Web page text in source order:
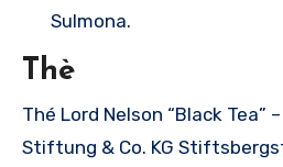
Sulmona.
Thè
Thé Lord Nelson “Black Tea”
Stiftung & Co. KG